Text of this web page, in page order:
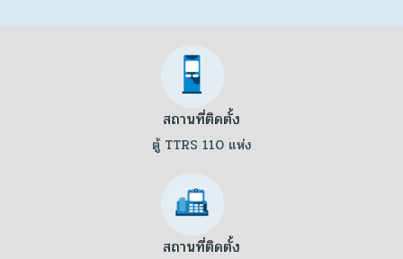
สถานที่ติดตั้ง
ตู้ TTRS 110 แห่ง
สถานที่ติดตั้ง